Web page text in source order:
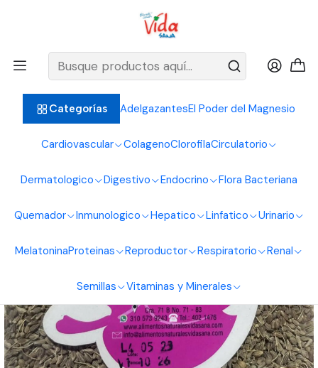
Categorías AdelgazantesEl Poder del Magnesio
Cardiovascular ColagenoClorofilaCirculatorio
Dermatologico Digestivo Endocrino Flora Bacteriana
Quemador Inmunologico Hepatico Linfatico Urinario
MelatoninaProteinas Reproductor Respiratorio Renal
Semillas Vitaminas y Minerales
BIENVENIDOS ALIMENTOS NATURALES VIDA SANA
Anis Pepa 30G Alimentos Naturales Vida Sana